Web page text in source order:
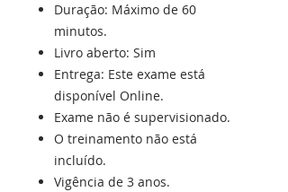
Duração: Máximo de 60
minutos.
Livro aberto: Sim
Entrega: Este exame está
disponível Online.
Exame não é supervisionado.
O treinamento não está
incluído.
Vigência de 3 anos.